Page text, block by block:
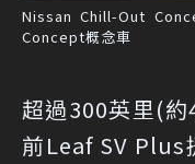
Nissan Chill-Out
Concept概念車
超過300英里(
前Leaf SV